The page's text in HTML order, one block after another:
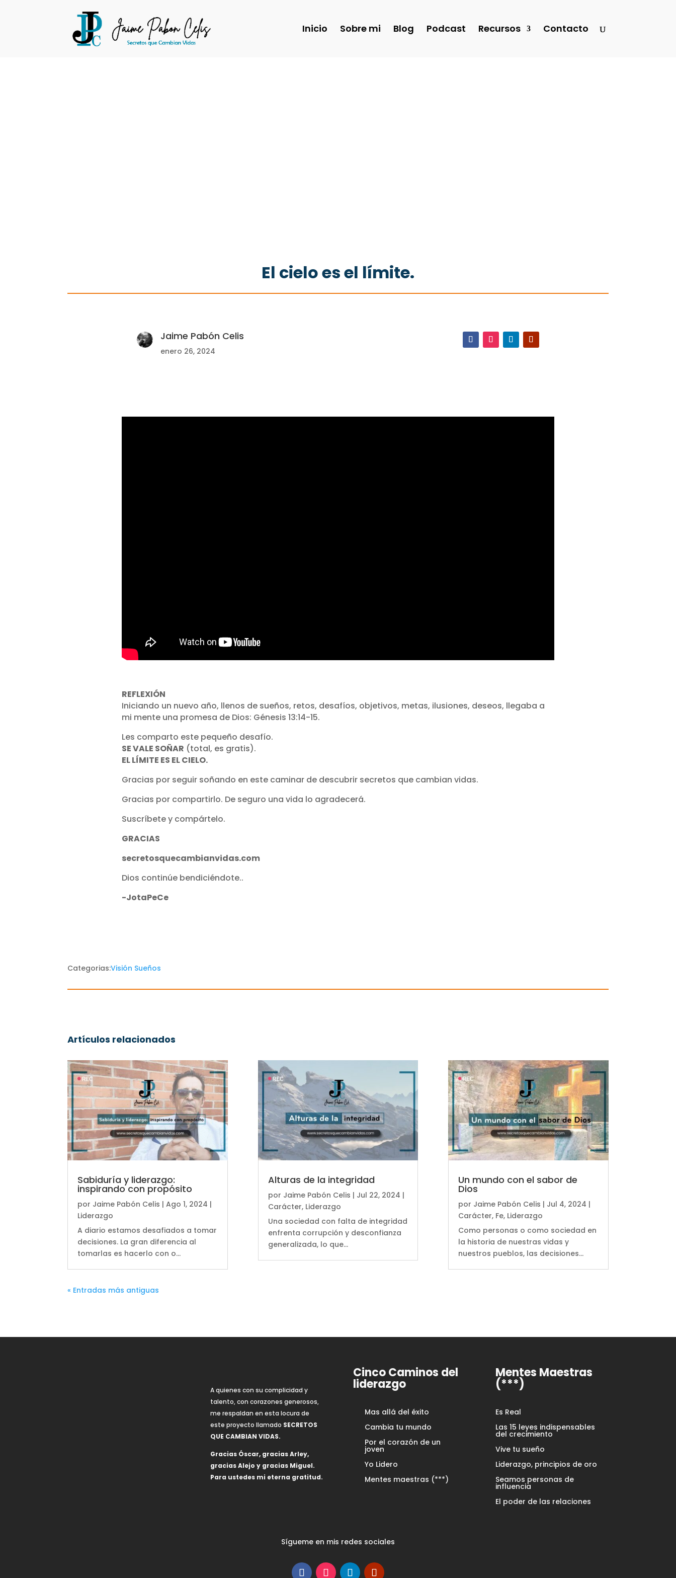
Inicio Sobre mi Blog Podcast Recursos Contacto
El cielo es el límite.
Jaime Pabón Celis
enero 26, 2024
REFLEXIÓN
Iniciando un nuevo año, llenos de sueños, retos, desafíos, objetivos, metas, ilusiones, deseos, llegaba a
mi mente una promesa de Dios: Génesis 13:14-15.
Les comparto este pequeño desafío.
SE VALE SOÑAR (total, es gratis).
EL LÍMITE ES EL CIELO.
Gracias por seguir soñando en este caminar de descubrir secretos que cambian vidas.
Gracias por compartirlo. De seguro una vida lo agradecerá.
Suscríbete y compártelo.
GRACIAS
secretosquecambianvidas.com
Dios continúe bendiciéndote..
-JotaPeCe
Categorias:Visión Sueños
Artículos relacionados
Sabiduría y liderazgo:
inspirando con propósito
por Jaime Pabón Celis |Ago 1, 2024 |
Liderazgo
A diario estamos desafiados a tomar
decisiones. La gran diferencia al
tomarlas es hacerlo con o...
Alturas de la integridad
por Jaime Pabón Celis | Jul 22, 2024 |
Carácter, Liderazgo
Una sociedad con falta de integridad
enfrenta corrupción y desconfianza
generalizada, lo que...
Un mundo con el sabor de
Dios
por Jaime Pabón Celis | Jul 4, 2024 |
Carácter, Fe, Liderazgo
Como personas o como sociedad en
la historia de nuestras vidas y
nuestros pueblos, las decisiones...
« Entradas más antiguas
A quienes con su complicidad y
talento, con corazones generosos,
me respaldan en esta locura de
este proyecto llamado SECRETOS
QUE CAMBIAN VIDAS.
Gracias Óscar, gracias Arley,
gracias Alejo y gracias Miguel.
Para ustedes mi eterna gratitud.
Cinco Caminos del
liderazgo
Mas allá del éxito
Cambia tu mundo
Por el corazón de un
joven
Yo Lidero
Mentes maestras (***)
Mentes Maestras
(***)
Es Real
Las 15 leyes indispensables
del crecimiento
Vive tu sueño
Liderazgo, principios de oro
Seamos personas de
influencia
El poder de las relaciones
Sígueme en mis redes sociales